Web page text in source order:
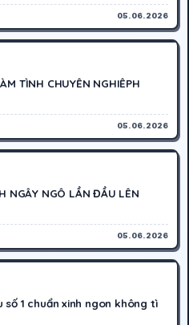
05.06.2026
TÌNH CHUYÊN NGHIÊPH
05.06.2026
NGÂY NGÔ LẦN ĐẦU LÊN
05.06.2026
số 1 chuẩn xinh ngon không tì